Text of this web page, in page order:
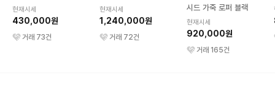
현재시세
430,000원
거래 73건
현재시세
1,240,000원
거래 72건
시드 가죽 로퍼 블랙
현재시세
920,000원
거래 165건